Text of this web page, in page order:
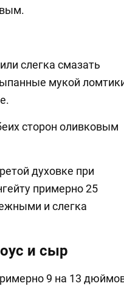
слегка смазать
мукой
сторон оливковым
духовке при
примерно 25
и слегка
и сыр
9 на 13